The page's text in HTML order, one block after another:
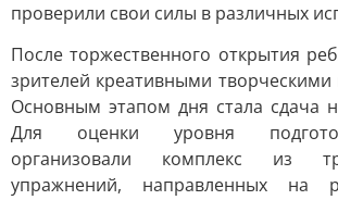
проверили свои силы в различных
После торжественного открытия
зрителей креативными творческими
Основным этапом дня стала сдача
Для оценки уровня
организовали комплекс из
упражнений, направленных на